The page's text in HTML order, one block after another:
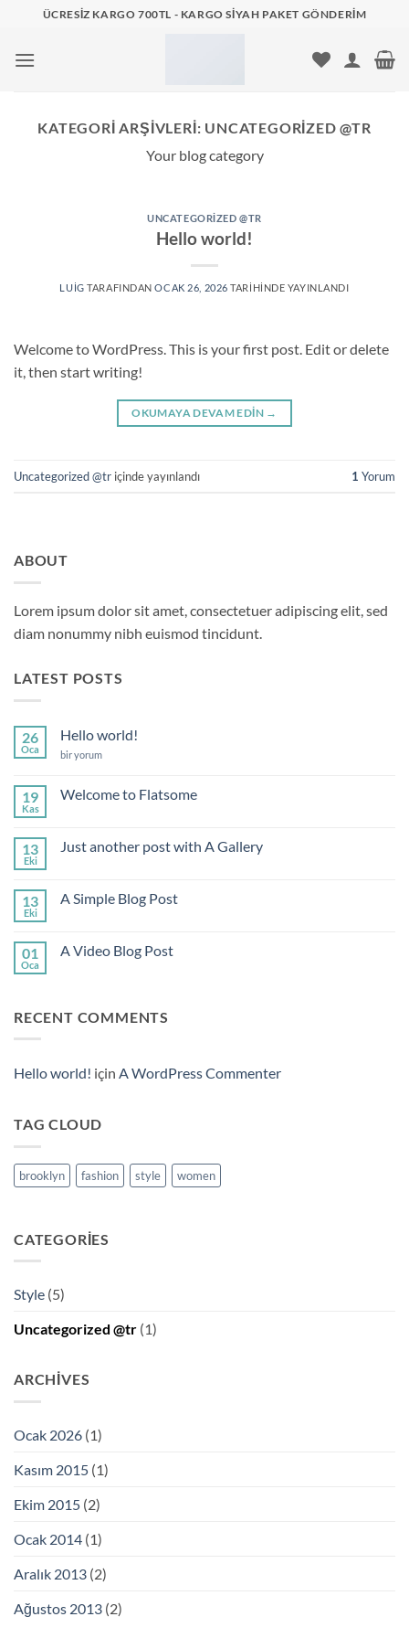
ÜCRESIZ KARGO 700TL - KARGO SIYAH PAKET GÖNDERIM
KATEGORI ARŞIVLERI: UNCATEGORIZED @TR
Your blog category
UNCATEGORIZED @TR
Hello world!
LUIG TARAFINDAN OCAK 26, 2026 TARIHINDE YAYINLANDI
Welcome to WordPress. This is your first post. Edit or delete
it, then start writing!
OKUMAYA DEVAM EDIN →
Uncategorized @tr içinde yayınlandı 1 Yorum
ABOUT
Lorem ipsum dolor sit amet, consectetuer adipiscing elit, sed
diam nonummy nibh euismod tincidunt.
LATEST POSTS
26
Oca
Hello world!
Hello
bir yorum
19
Kas
Welcome to Flatsome
to
13
Eki
Just another post with A Gallery
another
Gallery
13
Eki
A Simple Blog Post
Simple
01
Oca
A Video Blog Post
Blog
RECENT COMMENTS
Hello world! için A WordPress Commenter
TAG CLOUD
brooklyn fashion style women
CATEGORIES
Style (5)
Uncategorized @tr (1)
ARCHIVES
Ocak 2026 (1)
Kasım 2015 (1)
Ekim 2015 (2)
Ocak 2014 (1)
Aralık 2013 (2)
Ağustos 2013 (2)